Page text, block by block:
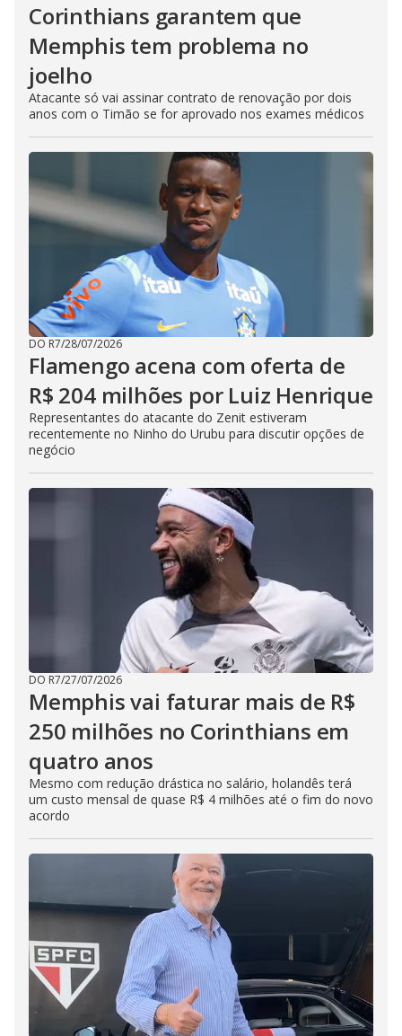
Corinthians garantem que
Memphis tem problema no
joelho
Atacante só vai assinar contrato de renovação por dois
anos com o Timão se for aprovado nos exames médicos
DO R7/28/07/2026
Flamengo acena com oferta de
R$ 204 milhões por Luiz Henrique
Representantes do atacante do Zenit estiveram
recentemente no Ninho do Urubu para discutir opções de
negócio
DO R7/27/07/2026
Memphis vai faturar mais de R$
250 milhões no Corinthians em
quatro anos
Mesmo com redução drástica no salário, holandês terá
um custo mensal de quase R$ 4 milhões até o fim do novo
acordo